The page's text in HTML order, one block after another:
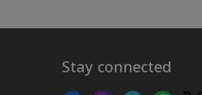
Stay connected